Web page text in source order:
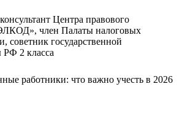
Центра правового
член Палаты налоговых
советник государственной
РФ 2 класса
работники: что важно учесть в 2026